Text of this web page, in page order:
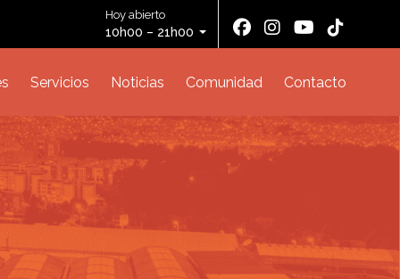
Hoy abierto
10h00 – 21h00
Servicios Noticias Comunidad Contacto